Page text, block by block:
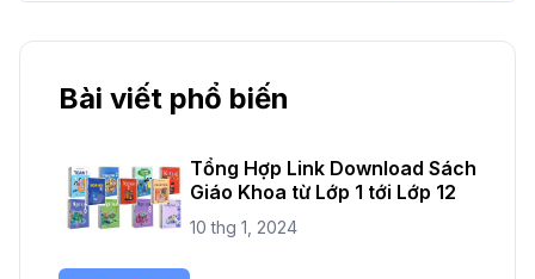
Bài viết phổ biến
Tổng Hợp Link Download Sách
Giáo Khoa từ Lớp 1 tới Lớp 12
10 thg 1, 2024